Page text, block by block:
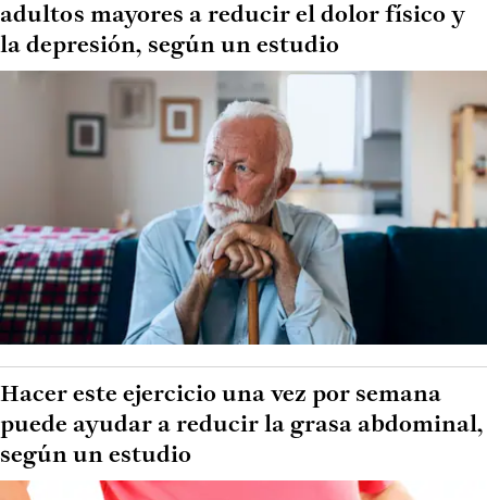
adultos mayores a reducir el dolor físico y
la depresión, según un estudio
Hacer este ejercicio una vez por semana
puede ayudar a reducir la grasa abdominal,
según un estudio